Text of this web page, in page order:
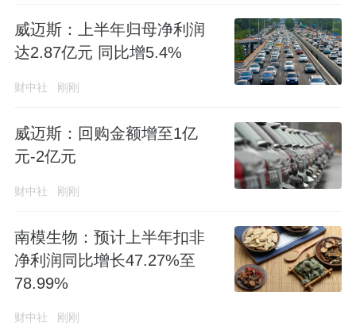
威迈斯：上半年归母净利润
达2.87亿元 同比增5.4%
财中社 刚刚
威迈斯：回购金额增至1亿
元-2亿元
财中社 刚刚
南模生物：预计上半年扣非
净利润同比增长47.27%至
78.99%
财中社 刚刚